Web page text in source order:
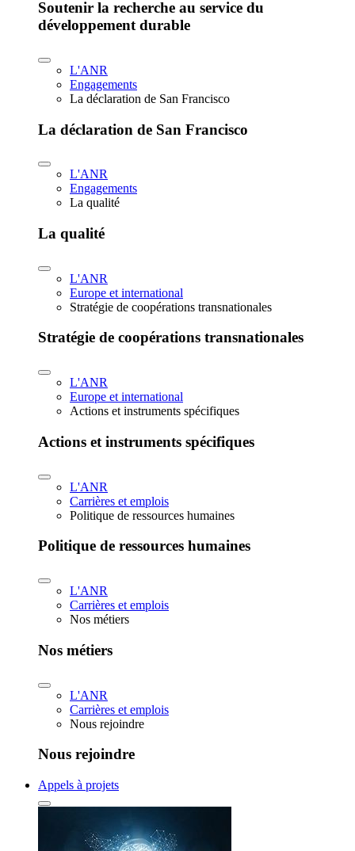
Soutenir la recherche au service du
développement durable
L'ANR
Engagements
La déclaration de San Francisco
La déclaration de San Francisco
L'ANR
Engagements
La qualité
La qualité
L'ANR
Europe et international
Stratégie de coopérations transnationales
Stratégie de coopérations transnationales
L'ANR
Europe et international
Actions et instruments spécifiques
Actions et instruments spécifiques
L'ANR
Carrières et emplois
Politique de ressources humaines
Politique de ressources humaines
L'ANR
Carrières et emplois
Nos métiers
Nos métiers
L'ANR
Carrières et emplois
Nous rejoindre
Nous rejoindre
Appels à projets